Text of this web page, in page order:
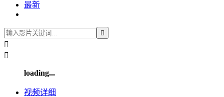
最新



loading...
视频详细